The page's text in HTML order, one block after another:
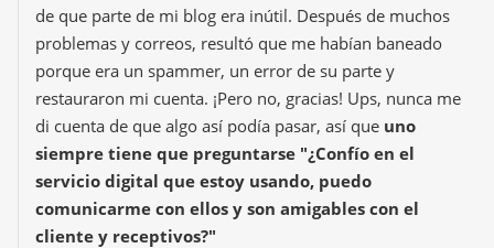
de que parte de mi blog era inútil. Después de muchos
problemas y correos, resultó que me habían baneado
porque era un spammer, un error de su parte y
restauraron mi cuenta. ¡Pero no, gracias! Ups, nunca me
di cuenta de que algo así podía pasar, así que uno
siempre tiene que preguntarse "¿Confío en el
servicio digital que estoy usando, puedo
comunicarme con ellos y son amigables con el
cliente y receptivos?"